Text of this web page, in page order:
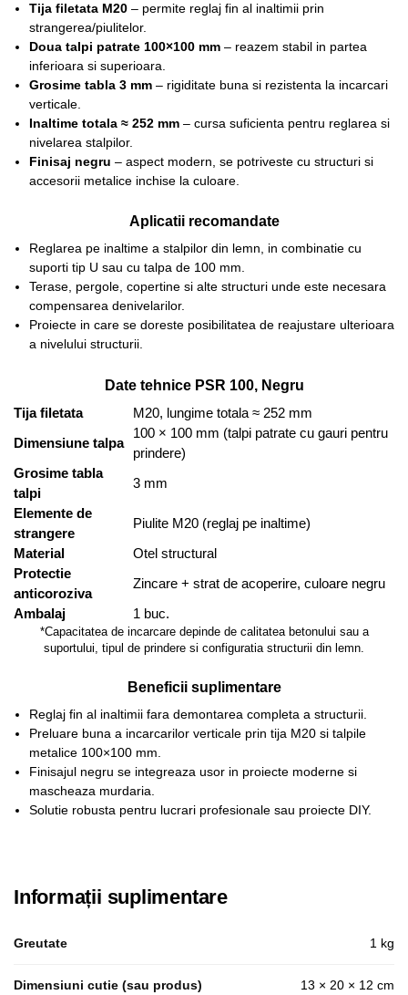
Tija filetata M20– permite reglaj fin al inaltimii prin
strangerea/piulitelor.
Doua talpi patrate 100×100 mm– reazem stabil in partea
inferioara si superioara.
Grosime tabla 3 mm– rigiditate buna si rezistenta la incarcari
verticale.
Inaltime totala ≈ 252 mm– cursa suficienta pentru reglarea si
nivelarea stalpilor.
Finisaj negru – aspect modern, se potriveste cu structuri si
accesorii metalice inchise la culoare.
Aplicatii recomandate
Reglarea pe inaltime a stalpilor din lemn, in combinatie cu
suporti tip U sau cu talpa de 100 mm.
Terase, pergole, copertine si alte structuri unde este necesara
compensarea denivelarilor.
Proiecte in care se doreste posibilitatea de reajustare ulterioara
a nivelului structurii.
Date tehnice PSR 100, Negru
Tija filetata
M20, lungime totala ≈ 252 mm
Dimensiune talpa
100 × 100 mm (talpi patrate cu gauri pentru
prindere)
Grosime tabla
talpi
3 mm
Elemente de
strangere
Piulite M20 (reglaj pe inaltime)
Material
Otel structural
Protectie
anticoroziva
Zincare + strat de acoperire, culoare negru
Ambalaj
1 buc.
*Capacitatea de incarcare depinde de calitatea betonului sau a
suportului, tipul de prindere si configuratia structurii din lemn.
Beneficii suplimentare
Reglaj fin al inaltimii fara demontarea completa a structurii.
Preluare buna a incarcarilor verticale prin tija M20 si talpile
metalice 100×100 mm.
Finisajul negru se integreaza usor in proiecte moderne si
mascheaza murdaria.
Solutie robusta pentru lucrari profesionale sau proiecte DIY.
Informații suplimentare
Greutate 1 kg
Dimensiuni cutie (sau produs) 13 × 20 × 12 cm